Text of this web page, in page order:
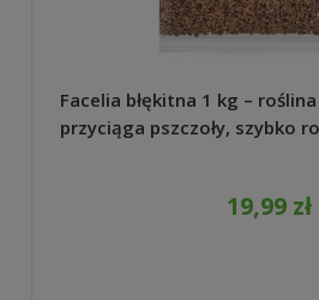
Facelia błękitna 1 kg –
przyciąga pszczoły, szybko
19,99 zł